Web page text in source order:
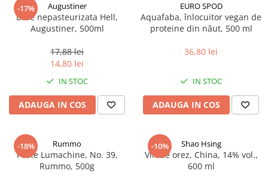
-17% Augustiner
Bere nepasteurizata Hell,
Augustiner, 500ml
17,88 lei
14,80 lei
IN STOC
ADAUGA IN COS
EURO SPOD
Aquafaba, înlocuitor vegan de
proteine ​​din năut, 500 ml
36,80 lei
IN STOC
ADAUGA IN COS
-18% Rummo
Paste Lumachine, No. 39,
Rummo, 500g
-10% Shao Hsing
Vin de orez, China, 14% vol.,
600 ml